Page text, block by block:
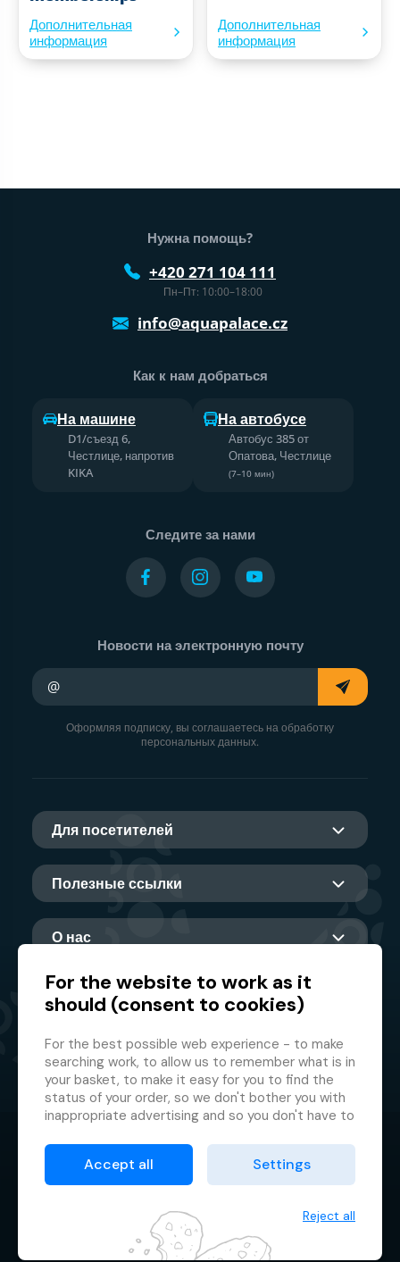
Дополнительная
информация
Дополнительная
информация
Нижний колонтитул веб-сайта
Нужна помощь?
+420 271 104 111
Пн–Пт: 10:00–18:00
info@aquapalace.cz
Как к нам добраться
На машине
D1/съезд 6,
Честлице, напротив
KIKA
На автобусе
Автобус 385 от
Опатова, Честлице
(7–10 мин)
Следите за нами
Новости на электронную почту
Оформляя подписку, вы соглашаетесь на обработку
персональных данных.
Для посетителей
Полезные ссылки
О нас
Главный партнер
© 2026 GMF Aquapark Prague, a.s.
Защита персональных данных
Договорные условия
Менеджер файлов cookie
For the website to work as it
should (consent to cookies)
For the best possible web experience - to make
searching work, to allow us to remember what is in
your basket, to make it easy for you to find the
status of your order, so we don't bother you with
inappropriate advertising and so you don't have to
This is why we need your consent toprocessing
of cookies
, i.e. small files which are temporarily
consent and helping us to improve the website.
Accept all Settings
Reject all